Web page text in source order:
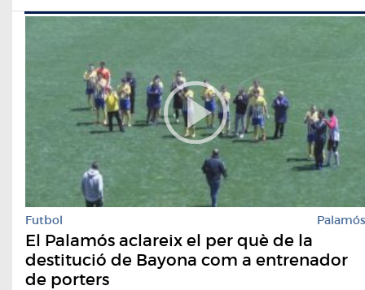
Futbol Palamós
El Palamós aclareix el per què de la
destitució de Bayona com a entrenador
de porters